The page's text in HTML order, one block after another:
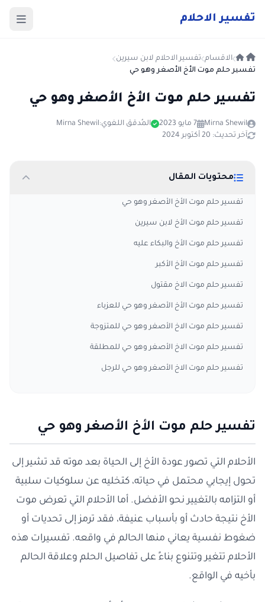
تفسير الاحلام
الاقسام تفسير الاحلام لابن سيرين
تفسير حلم موت الأخ الأصغر وهو حي
تفسير حلم موت الأخ الأصغر وهو حي
Mirna Shewil 7 مايو 2023 المُدقق اللغوي:Mirna Shewil
آخر تحديث: 20 أكتوبر 2024
محتويات المقال
تفسير حلم موت الأخ الأصغر وهو حي
تفسير حلم موت الأخ لابن سيرين
تفسير حلم موت الأخ والبكاء عليه
تفسير حلم موت الأخ الأكبر
تفسير حلم موت الاخ مقتول
تفسير حلم موت الأخ الأصغر وهو حي للعزباء
تفسير حلم موت الاخ الأصغر وهو حي للمتزوجة
تفسير حلم موت الاخ الأصغر وهو حي للمطلقة
تفسير حلم موت الاخ الأصغر وهو حي للرجل
تفسير حلم موت الأخ الأصغر وهو حي
الأحلام التي تصور عودة الأخ إلى الحياة بعد موته قد تشير إلى
تحول إيجابي محتمل في حياته، كتخليه عن سلوكيات سلبية
أو التزامه بالتغيير نحو الأفضل. أما الأحلام التي تعرض موت
الأخ نتيجة حادث أو بأسباب عنيفة، فقد ترمز إلى تحديات أو
ضغوط نفسية يعاني منها الحالم في واقعه. تفسيرات هذه
الأحلام تتغير وتتنوع بناءً على تفاصيل الحلم وعلاقة الحالم
بأخيه في الواقع.